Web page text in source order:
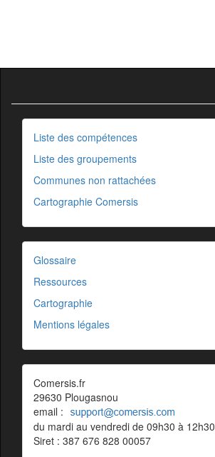
Liste des compétences
Liste des groupements
Communes non rattachées
Cartographie Comersis
Glossaire
Ressources
Cartographie
Mentions légales
Comersis.fr
29630 Plougasnou
email :
du mardi au vendredi de 09h30 à 12h30
Siret : 387 676 828 00057